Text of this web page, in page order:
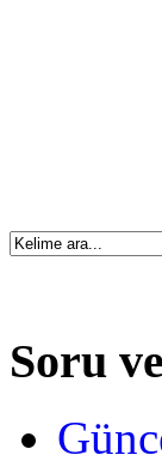
Soru